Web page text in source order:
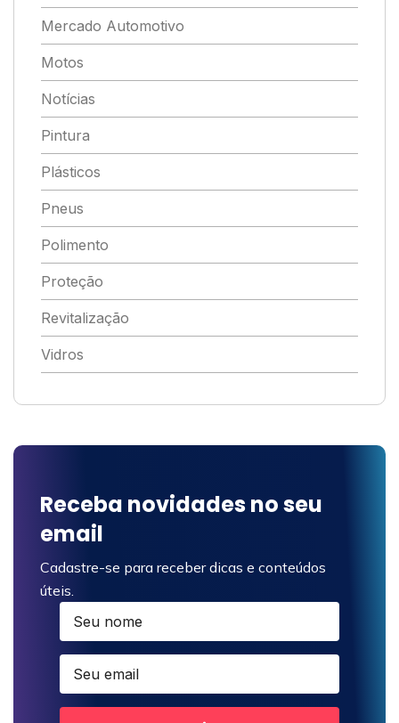
Mercado Automotivo
Motos
Notícias
Pintura
Plásticos
Pneus
Polimento
Proteção
Revitalização
Vidros
Receba novidades no seu
email
Cadastre-se para receber dicas e conteúdos
úteis.